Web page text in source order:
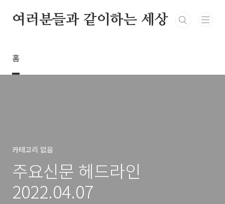
여러분들과 같이하는 세상
홈
카테고리 없음
주요신문 헤드라인
2022.04.07